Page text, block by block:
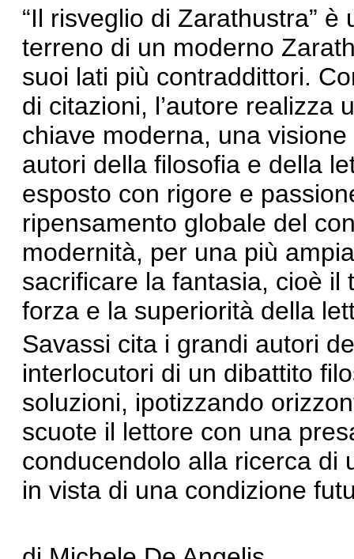
“Il risveglio di Zarathustra”
terreno di un moderno
suoi lati più contraddittori.
di citazioni, l’autore realizza
chiave moderna, una
autori della filosofia e della
esposto con rigore e
ripensamento globale del
modernità, per una più
sacrificare la fantasia, cioè
forza e la superiorità della
Savassi cita i grandi autori
interlocutori di un dibattito
soluzioni, ipotizzando
scuote il lettore con una
conducendolo alla ricerca di
in vista di una condizione